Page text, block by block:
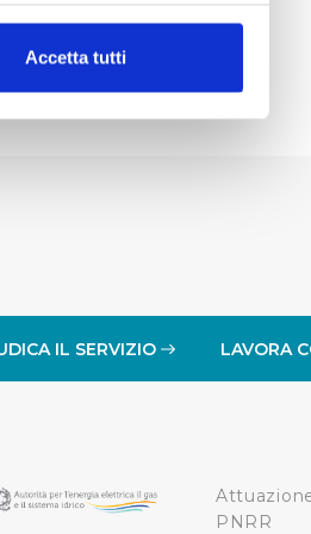
(impronte
che l’Utente ha fornito
i singoli cookie
Accetta tutti
IL SERVIZIO LAVORA
PNRR